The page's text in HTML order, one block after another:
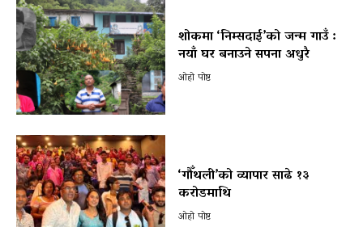
शोकमा ‘निम्सदाई’को जन्म गाउँ :
नयाँ घर बनाउने सपना अधुरै
ओहो पोष्ट
‘गौँथली’को व्यापार साढे १३
करोडमाथि
ओहो पोष्ट